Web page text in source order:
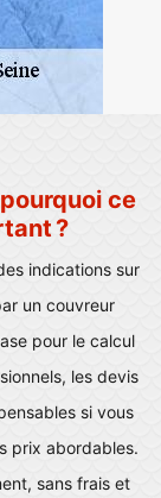
ce
?
indications sur
un couvreur
pour le calcul
les devis
si vous
prix abordables.
sans frais et